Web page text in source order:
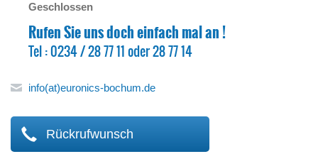
Geschlossen
Rufen Sie uns doch einfach mal an !
Tel : 0234 / 28 77 11 oder 28 77 14
info(at)euronics-bochum.de
Rückrufwunsch